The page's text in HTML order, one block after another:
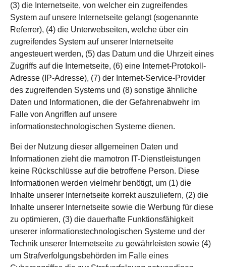
(3) die Internetseite, von welcher ein zugreifendes
System auf unsere Internetseite gelangt (sogenannte
Referrer), (4) die Unterwebseiten, welche über ein
zugreifendes System auf unserer Internetseite
angesteuert werden, (5) das Datum und die Uhrzeit eines
Zugriffs auf die Internetseite, (6) eine Internet-Protokoll-
Adresse (IP-Adresse), (7) der Internet-Service-Provider
des zugreifenden Systems und (8) sonstige ähnliche
Daten und Informationen, die der Gefahrenabwehr im
Falle von Angriffen auf unsere
informationstechnologischen Systeme dienen.
Bei der Nutzung dieser allgemeinen Daten und
Informationen zieht die mamotron IT-Dienstleistungen
keine Rückschlüsse auf die betroffene Person. Diese
Informationen werden vielmehr benötigt, um (1) die
Inhalte unserer Internetseite korrekt auszuliefern, (2) die
Inhalte unserer Internetseite sowie die Werbung für diese
zu optimieren, (3) die dauerhafte Funktionsfähigkeit
unserer informationstechnologischen Systeme und der
Technik unserer Internetseite zu gewährleisten sowie (4)
um Strafverfolgungsbehörden im Falle eines